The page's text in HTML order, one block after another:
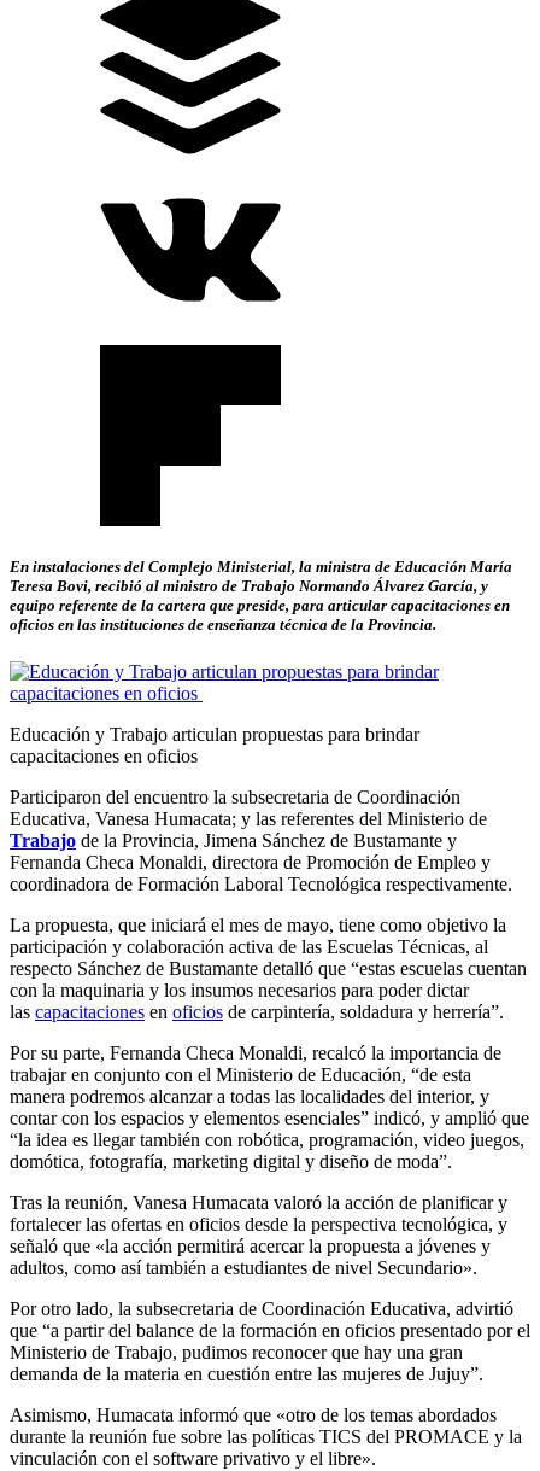
En instalaciones del Complejo Ministerial, la ministra de Educación María
Teresa Bovi, recibió al ministro de Trabajo Normando Álvarez García, y
equipo referente de la cartera que preside, para articular capacitaciones en
oficios en las instituciones de enseñanza técnica de la Provincia.
Educación y Trabajo articulan propuestas para brindar
capacitaciones en oficios
Participaron del encuentro la subsecretaria de Coordinación
Educativa, Vanesa Humacata; y las referentes del Ministerio de
Trabajo de la Provincia, Jimena Sánchez de Bustamante y
Fernanda Checa Monaldi, directora de Promoción de Empleo y
coordinadora de Formación Laboral Tecnológica respectivamente.
La propuesta, que iniciará el mes de mayo, tiene como objetivo la
participación y colaboración activa de las Escuelas Técnicas, al
respecto Sánchez de Bustamante detalló que “estas escuelas cuentan
con la maquinaria y los insumos necesarios para poder dictar
las capacitaciones en oficios de carpintería, soldadura y herrería”.
Por su parte, Fernanda Checa Monaldi, recalcó la importancia de
trabajar en conjunto con el Ministerio de Educación, “de esta
manera podremos alcanzar a todas las localidades del interior, y
contar con los espacios y elementos esenciales” indicó, y amplió que
“la idea es llegar también con robótica, programación, video juegos,
domótica, fotografía, marketing digital y diseño de moda”.
Tras la reunión, Vanesa Humacata valoró la acción de planificar y
fortalecer las ofertas en oficios desde la perspectiva tecnológica, y
señaló que «la acción permitirá acercar la propuesta a jóvenes y
adultos, como así también a estudiantes de nivel Secundario».
Por otro lado, la subsecretaria de Coordinación Educativa, advirtió
que “a partir del balance de la formación en oficios presentado por el
Ministerio de Trabajo, pudimos reconocer que hay una gran
demanda de la materia en cuestión entre las mujeres de Jujuy”.
Asimismo, Humacata informó que «otro de los temas abordados
durante la reunión fue sobre las políticas TICS del PROMACE y la
vinculación con el software privativo y el libre».